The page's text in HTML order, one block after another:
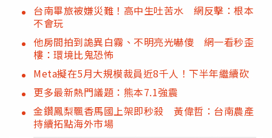
台南畢旅被嫌災難！高中生吐苦水 網反擊：根本
不會玩
他房間拍到詭異白霧、不明亮光嚇傻 網一看秒歪
樓：環境比鬼恐怖
Meta擬在5月大規模裁員近8千人！下半年繼續砍
更多最新熱門議題：熊本7.1強震
金鑽鳳梨飄香馬國上架即秒殺 黃偉哲：台南農產
持續拓點海外市場